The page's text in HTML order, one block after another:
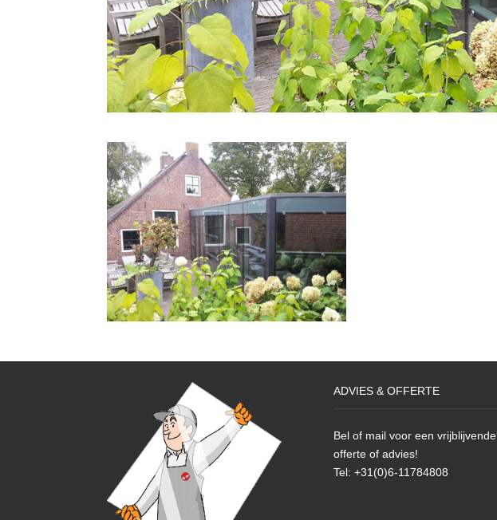
ADVIES & OFFERTE
Bel of mail voor een vrijblijvende
offerte of advies!
Tel: +31(0)6-11784808